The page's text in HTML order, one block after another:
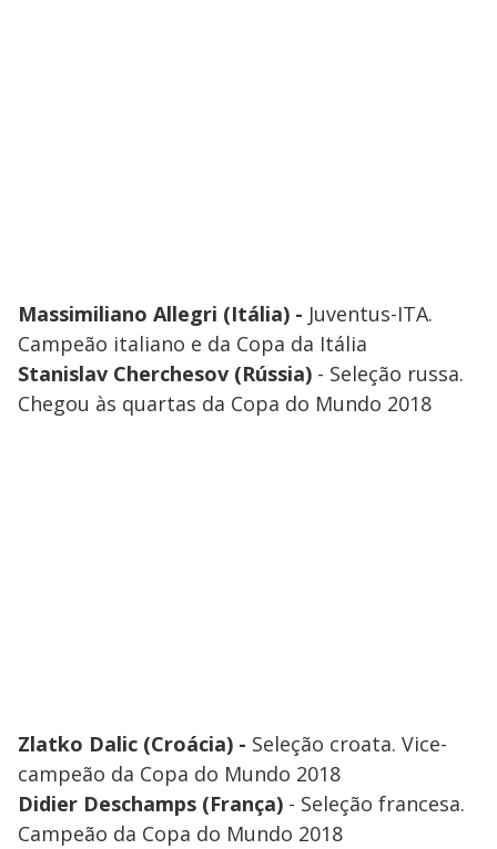
Massimiliano Allegri (Itália) - Juventus-ITA.
Campeão italiano e da Copa da Itália
Stanislav Cherchesov (Rússia) - Seleção russa.
Chegou às quartas da Copa do Mundo 2018
Zlatko Dalic (Croácia) - Seleção croata. Vice-
campeão da Copa do Mundo 2018
Didier Deschamps (França) - Seleção francesa.
Campeão da Copa do Mundo 2018